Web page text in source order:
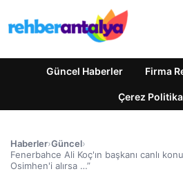
Güncel Haberler Firma
Çerez
Haberler›Güncel›
Fenerbahce Ali Koç'ın başkanı canlı
Osimhen'i alırsa …”